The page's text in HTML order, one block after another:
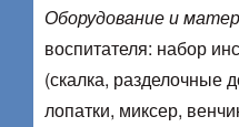
Оборудование и
воспитателя: набор
(скалка, разделочные
лопатки, миксер,